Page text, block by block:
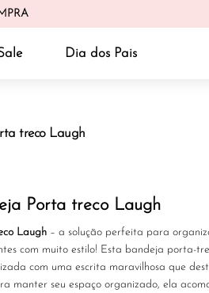
Dia dos Pais
treco Laugh
Porta treco Laugh
Laugh – a solução perfeita para
com muito estilo! Esta bandeja porta-
com uma escrita maravilhosa que
manter seu espaço organizado, ela